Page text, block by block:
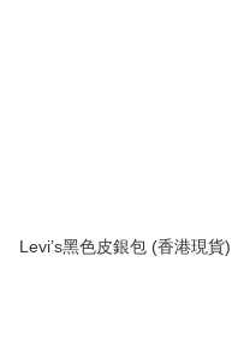
Levi’s黑色皮銀包 (香港現貨)